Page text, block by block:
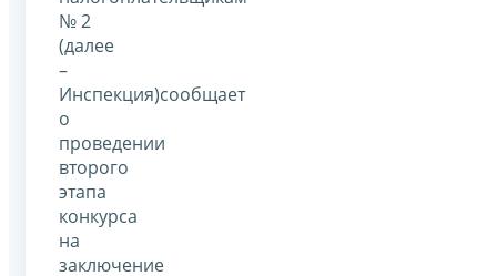
№ 2
(далее
–
Инспекция)сообщает
о
проведении
второго
этапа
конкурса
на
заключение